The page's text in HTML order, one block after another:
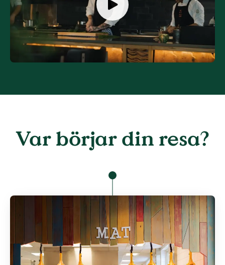
Var börjar din resa?